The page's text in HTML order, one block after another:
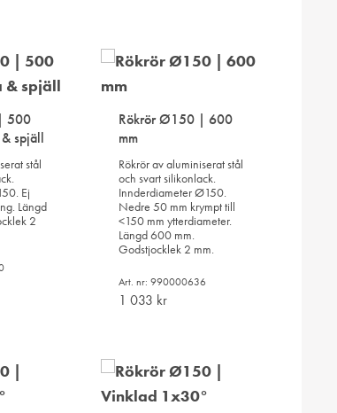
TILL
I
TILL
500
spjäll
stål
Ej
Längd
2
ÖNSKELISTA
Rökrör Ø150 | 600
mm
Rökrör av aluminiserat stål
och svart silikonlack.
Innderdiameter Ø150.
Nedre 50 mm krympt till
<150 mm ytterdiameter.
Längd 600 mm.
Godstjocklek 2 mm.
Art. nr: 990000636
1 033 kr